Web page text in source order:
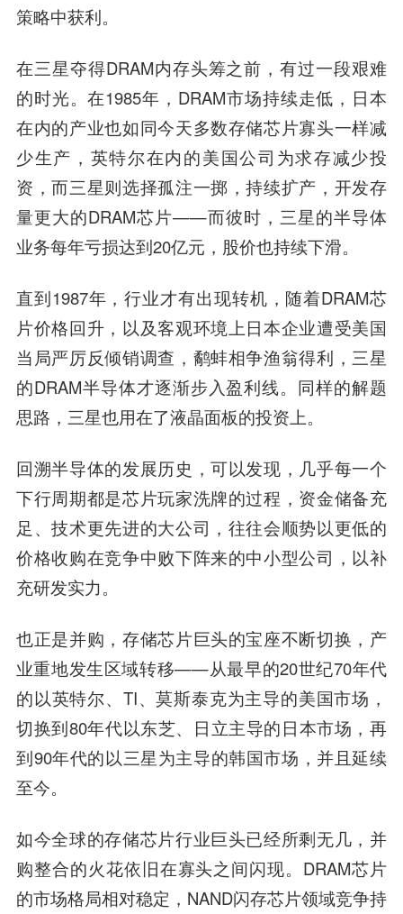
策略中获利。
在三星夺得DRAM内存头筹之前，有过一段艰难
的时光。在1985年，DRAM市场持续走低，日本
在内的产业也如同今天多数存储芯片寡头一样减
少生产，英特尔在内的美国公司为求存减少投
资，而三星则选择孤注一掷，持续扩产，开发存
量更大的DRAM芯片——而彼时，三星的半导体
业务每年亏损达到20亿元，股价也持续下滑。
直到1987年，行业才有出现转机，随着DRAM芯
片价格回升，以及客观环境上日本企业遭受美国
当局严厉反倾销调查，鹬蚌相争渔翁得利，三星
的DRAM半导体才逐渐步入盈利线。同样的解题
思路，三星也用在了液晶面板的投资上。
回溯半导体的发展历史，可以发现，几乎每一个
下行周期都是芯片玩家洗牌的过程，资金储备充
足、技术更先进的大公司，往往会顺势以更低的
价格收购在竞争中败下阵来的中小型公司，以补
充研发实力。
也正是并购，存储芯片巨头的宝座不断切换，产
业重地发生区域转移——从最早的20世纪70年代
的以英特尔、TI、莫斯泰克为主导的美国市场，
切换到80年代以东芝、日立主导的日本市场，再
到90年代的以三星为主导的韩国市场，并且延续
至今。
如今全球的存储芯片行业巨头已经所剩无几，并
购整合的火花依旧在寡头之间闪现。DRAM芯片
的市场格局相对稳定，NAND闪存芯片领域竞争持